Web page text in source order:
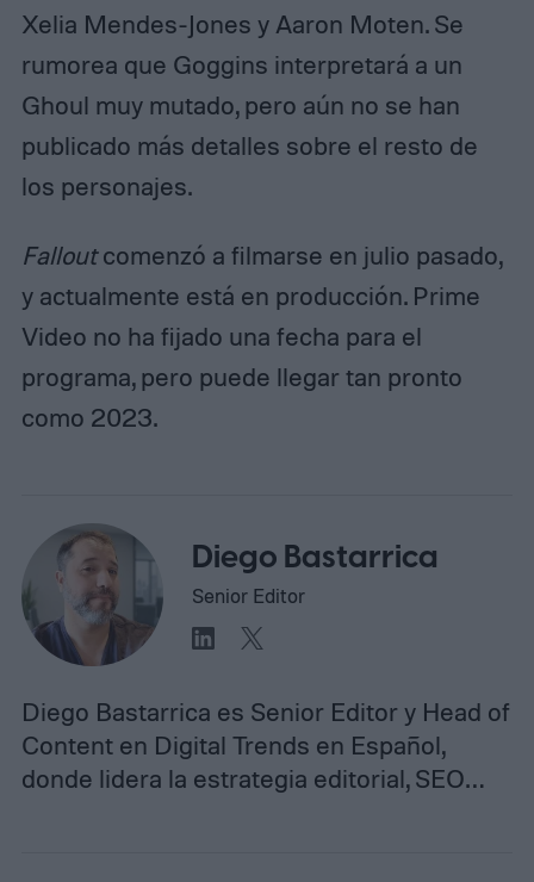
Xelia Mendes-Jones y Aaron Moten. Se
rumorea que Goggins interpretará a un
Ghoul muy mutado, pero aún no se han
publicado más detalles sobre el resto de
los personajes.
Falloutcomenzó a filmarse en julio pasado,
y actualmente está en producción. Prime
Video no ha fijado una fecha para el
programa, pero puede llegar tan pronto
como 2023.
Diego Bastarrica
Senior Editor
Diego Bastarrica es Senior Editor y Head of
Content en Digital Trends en Español,
donde lidera la estrategia editorial, SEO…